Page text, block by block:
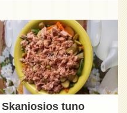
Skaniosios tuno